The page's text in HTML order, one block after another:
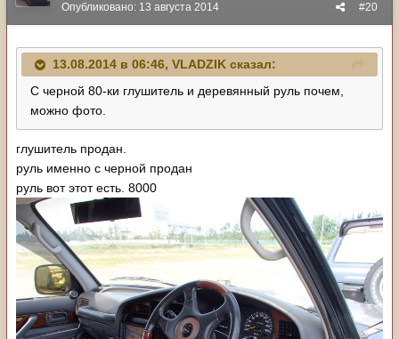
#20
Опубликовано: 13 августа 2014
13.08.2014 в 06:46, VLADZIK сказал:
С черной 80-ки глушитель и деревянный руль почем,
можно фото.
глушитель продан.
руль именно с черной продан
руль вот этот есть. 8000